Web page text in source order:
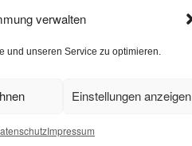
verwalten
und unseren Service zu optimieren.
Einstellungen anzeigen
Impressum